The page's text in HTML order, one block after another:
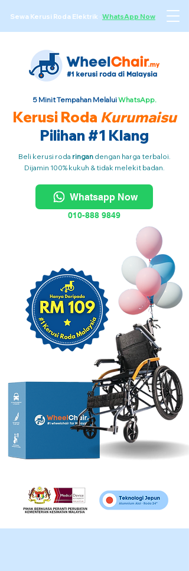
Sewa Kerusi Roda Elektrik · WhatsApp Now
5 Minit Tempahan MelaluiWhatsApp.
Kerusi Roda Kurumaisu
Pilihan #1 Klang
Beli kerusi roda ringan dengan harga terbaloi.
Dijamin 100% kukuh & tidak melekit badan.
Whatsapp Now
010-888 9849